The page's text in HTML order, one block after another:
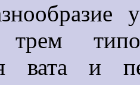
вата и